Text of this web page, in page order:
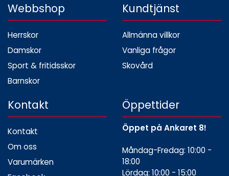
Webbshop
Herrskor
Damskor
Sport & fritidsskor
Barnskor
Kundtjänst
Allmänna villkor
Vanliga frågor
Skovård
Kontakt
Kontakt
Om oss
Varumärken
Öppettider
Öppet på Ankaret 8!
Måndag-Fredag: 10:00 -
18:00
Lördag: 10:00 - 15:00